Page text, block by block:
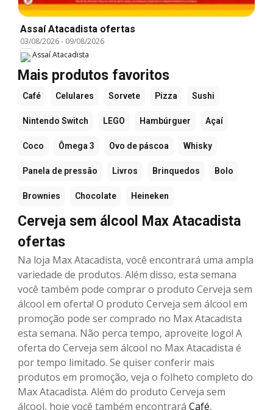
Assaí Atacadista ofertas
03/08/2026- 09/08/2026
Assaí Atacadista
Mais produtos favoritos
Café Celulares Sorvete Pizza Sushi
Nintendo Switch LEGO Hambúrguer Açaí
Coco Ômega 3 Ovo de páscoa Whisky
Panela de pressão Livros Brinquedos Bolo
Brownies Chocolate Heineken
Cerveja sem álcool Max Atacadista
ofertas
Na loja Max Atacadista, você encontrará uma ampla
variedade de produtos. Além disso, esta semana
você também pode comprar o produto Cerveja sem
álcool em oferta! O produto Cerveja sem álcool em
promoção pode ser comprado no Max Atacadista
esta semana. Não perca tempo, aproveite logo! A
oferta do Cerveja sem álcool no Max Atacadista é
por tempo limitado. Se quiser conferir mais
produtos em promoção, veja o folheto completo do
Max Atacadista. Além do produto Cerveja sem
álcool, hoje você também encontrará Café,